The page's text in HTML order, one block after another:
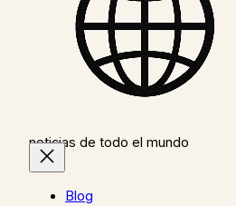
noticias de todo el mundo
Blog